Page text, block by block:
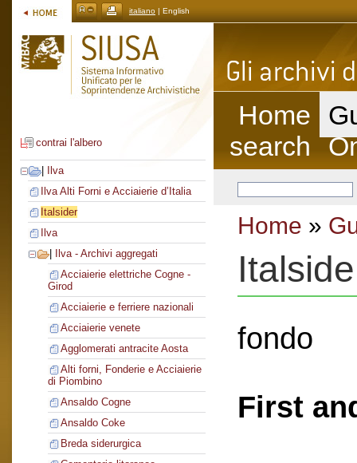
italiano | English
contrai l'albero
Ilva
Ilva Alti Forni e Acciaierie d’Italia
Italsider
Ilva
Ilva - Archivi aggregati
Acciaierie elettriche Cogne -
Girod
Acciaierie e ferriere nazionali
Acciaierie venete
Agglomerati antracite Aosta
Alti forni, Fonderie e Acciaierie
di Piombino
Ansaldo Cogne
Ansaldo Coke
Breda siderurgica
Home
search
Home »
fondo
First